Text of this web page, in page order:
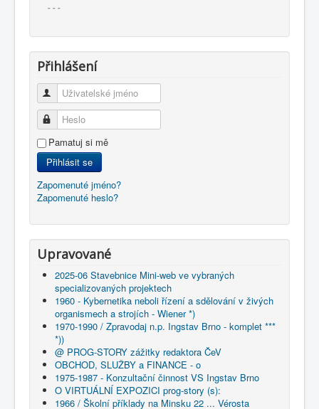
- - -
Přihlášení
Uživatelské jméno
Heslo
Pamatuj si mě
Přihlásit se
Zapomenuté jméno?
Zapomenuté heslo?
Upravované
2025-06 Stavebnice Mini-web ve vybraných
specializovaných projektech
1960 - Kybernetika neboli řízení a sdělování v živých
organismech a strojích - Wiener *)
1970-1990 / Zpravodaj n.p. Ingstav Brno - komplet ***
*))
@ PROG-STORY zážitky redaktora ČeV
OBCHOD, SLUŽBY a FINANCE - o
1975-1987 - Konzultační činnost VS Ingstav Brno
O VIRTUÁLNÍ EXPOZICI prog-story (s):
1966 / Školní příklady na Minsku 22 ... Vérosta